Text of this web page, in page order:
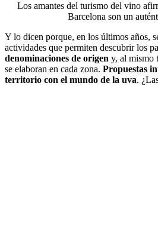
Los amantes del turismo del vino
Barcelona son un
Y lo dicen porque, en los últimos años,
actividades que permiten descubrir los
denominaciones de origen y, al mismo
se elaboran en cada zona. Propuestas
territorio con el mundo de la uva.